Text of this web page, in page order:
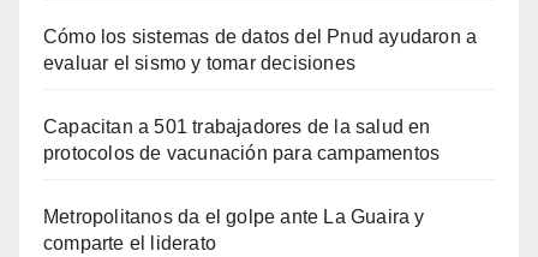
Cómo los sistemas de datos del Pnud ayudaron a
evaluar el sismo y tomar decisiones
Capacitan a 501 trabajadores de la salud en
protocolos de vacunación para campamentos
Metropolitanos da el golpe ante La Guaira y
comparte el liderato